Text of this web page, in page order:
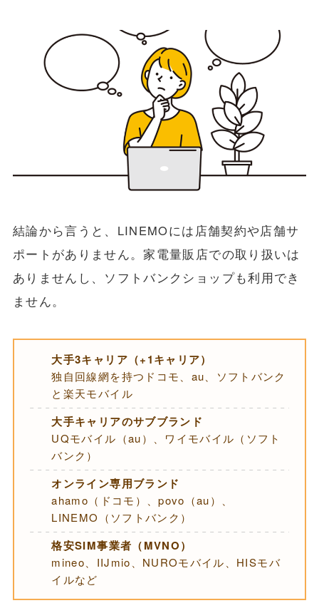
結論から言うと、LINEMOには店舗契約や店舗サ
ポートがありません。家電量販店での取り扱いは
ありませんし、ソフトバンクショップも利用でき
ません。
大手3キャリア（+1キャリア）
独自回線網を持つドコモ、au、ソフトバンク
と楽天モバイル
大手キャリアのサブブランド
UQモバイル（au）、ワイモバイル（ソフト
バンク）
オンライン専用ブランド
ahamo（ドコモ）、povo（au）、
LINEMO（ソフトバンク）
格安SIM事業者（MVNO）
mineo、IIJmio、NUROモバイル、HISモバ
イルなど